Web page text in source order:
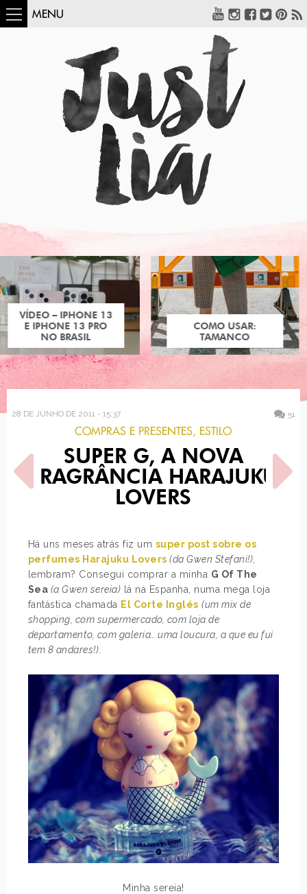
MENU
COMO USAR:
TAMANCO
28 DE JUNHO DE 2011 - 15:37 51
COMPRAS E PRESENTES, ESTILO
SUPER G, A NOVA
FRAGRÂNCIA HARAJUKU
LOVERS
Há uns meses atrás fiz um super post sobre os
perfumes Harajuku Lovers (da Gwen Stefani!)
lembram? Consegui comprar a minha G Of The
Sea (a Gwen sereia) lá na Espanha, numa mega loja
fantástica chamada El Corte Inglés (um mix de
shopping, com supermercado, com loja de
departamento, com galeria… uma loucura, a que eu fui
tem 8 andares!)
Minha sereia!
POST ANTERIOR
A BLAKE LIVELY VIROU
BARBIE!
PRÓXIMO POST
ALL STAR DE SUPER MARIO
BROS